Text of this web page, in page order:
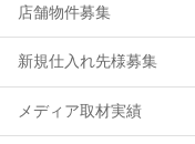
店舗物件募集
新規仕入れ先様募集
メディア取材実績